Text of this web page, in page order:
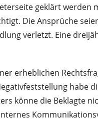
geklärt werden
Die Ansprüche
verletzt. Eine
erheblichen
habe
könne die Beklagte